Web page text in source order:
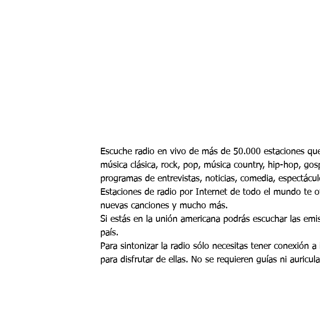
Escuche radio en vivo de más de 50.000 estaciones
música clásica, rock, pop, música country, hip-hop,
programas de entrevistas, noticias, comedia,
Estaciones de radio por Internet de todo el mundo te
nuevas canciones y mucho más.
Si estás en la unión americana podrás escuchar las
país.
Para sintonizar la radio sólo necesitas tener conexión
para disfrutar de ellas. No se requieren guías ni